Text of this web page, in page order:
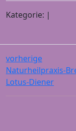
Kategorie: |
vorherige
Naturheilpraxis-
Lotus-Diener